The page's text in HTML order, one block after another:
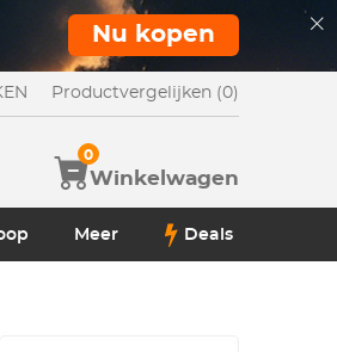
Nu kopen
Productvergelijken (0)
Winkelwagen
0
Meer Deals